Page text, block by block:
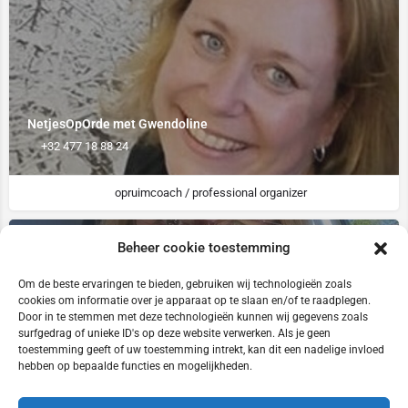
Beheer cookie toestemming
Om de beste ervaringen te bieden, gebruiken wij technologieën zoals
cookies om informatie over je apparaat op te slaan en/of te raadplegen.
Door in te stemmen met deze technologieën kunnen wij gegevens zoals
surfgedrag of unieke ID's op deze website verwerken. Als je geen
toestemming geeft of uw toestemming intrekt, kan dit een nadelige invloed
hebben op bepaalde functies en mogelijkheden.
NetjesOpOrde met Gwendoline
+32 477 18 88 24
opruimcoach / professional organizer
Veronique Peeters